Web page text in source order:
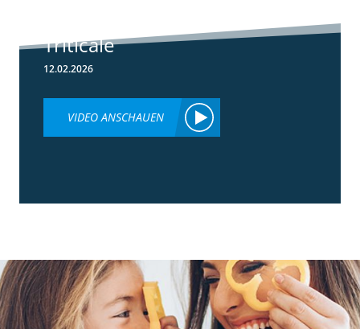
Triticale
12.02.2026
VIDEO ANSCHAUEN